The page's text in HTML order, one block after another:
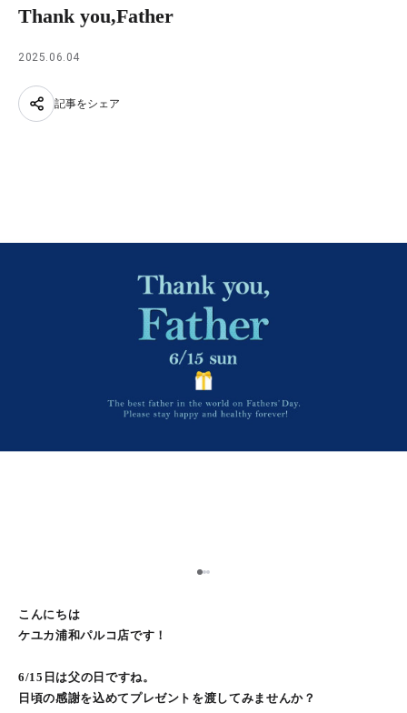
Thank you,Father
2025.06.04
記事をシェア
12
こんにちは
ケユカ浦和パルコ店です！
6/15日は父の日ですね。
日頃の感謝を込めてプレゼントを渡してみませんか？